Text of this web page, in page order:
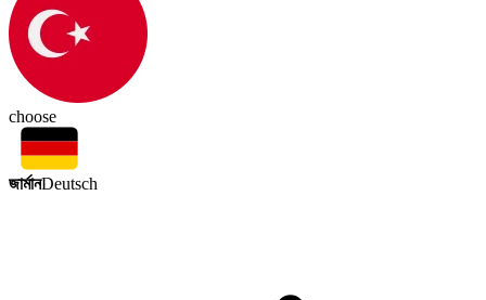
choose
জার্মানDeutsch